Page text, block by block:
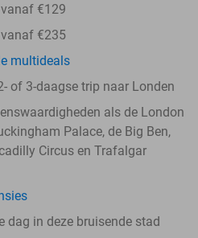
€129
€235
multideals
of 3-daagse trip naar Londen
als de London
Palace, de Big Ben,
Circus en Trafalgar
dag in deze bruisende stad